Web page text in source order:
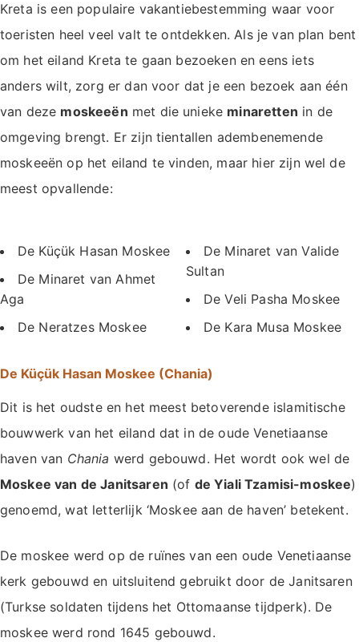
Kreta is een populaire vakantiebestemming waar voor
toeristen heel veel valt te ontdekken. Als je van plan bent
om het eiland Kreta te gaan bezoeken en eens iets
anders wilt, zorg er dan voor dat je een bezoek aan één
van deze moskeeën met die unieke minaretten in de
omgeving brengt. Er zijn tientallen adembenemende
moskeeën op het eiland te vinden, maar hier zijn wel de
meest opvallende:
De Küçük Hasan Moskee
De Minaret van Ahmet
Aga
De Neratzes Moskee
De Minaret van Valide
Sultan
De Veli Pasha Moskee
De Kara Musa Moskee
De Küçük Hasan Moskee (Chania)
Dit is het oudste en het meest betoverende islamitische
bouwwerk van het eiland dat in de oude Venetiaanse
haven van Chania werd gebouwd. Het wordt ook wel de
Moskee van de Janitsaren (of de Yiali Tzamisi-moskee)
genoemd, wat letterlijk ‘Moskee aan de haven’ betekent.
De moskee werd op de ruïnes van een oude Venetiaanse
kerk gebouwd en uitsluitend gebruikt door de Janitsaren
(Turkse soldaten tijdens het Ottomaanse tijdperk). De
moskee werd rond 1645 gebouwd.